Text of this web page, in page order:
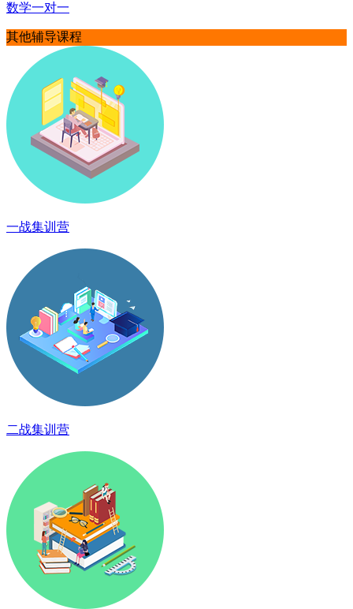
数学一对一
其他辅导课程
一战集训营
二战集训营